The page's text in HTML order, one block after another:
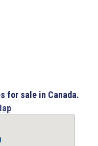
for sale in Canada.